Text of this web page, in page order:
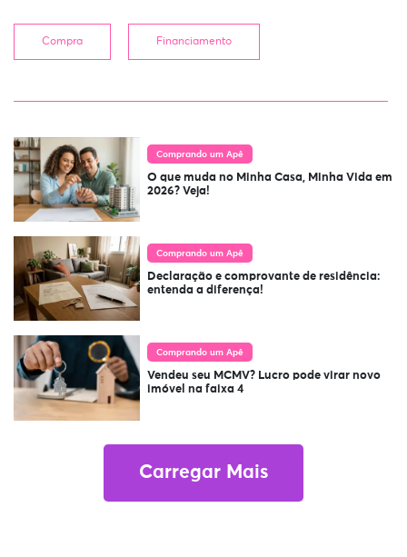
Compra Financiamento
Comprando um Apê
O que muda no Minha Casa, Minha Vida em
2026? Veja!
Comprando um Apê
Declaração e comprovante de residência:
entenda a diferença!
Comprando um Apê
Vendeu seu MCMV? Lucro pode virar novo
imóvel na faixa 4
Carregar Mais